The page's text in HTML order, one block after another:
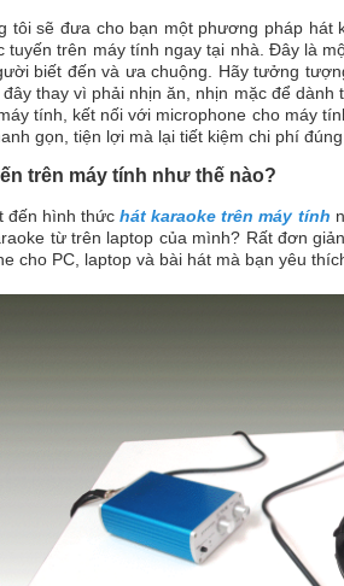
tôi sẽ đưa cho bạn một phương pháp
tuyến trên máy tính ngay tại nhà. Đây là
biết đến và ưa chuộng. Hãy tưởng
thay vì phải nhịn ăn, nhịn mặc để
tính, kết nối với microphone cho máy
gọn, tiện lợi mà lại tiết kiệm chi phí
trên máy tính như thế nào?
đến hình thứchát karaoke trên máy tính
từ trên laptop của mình? Rất đơn
cho PC, laptop và bài hát mà bạn yêu